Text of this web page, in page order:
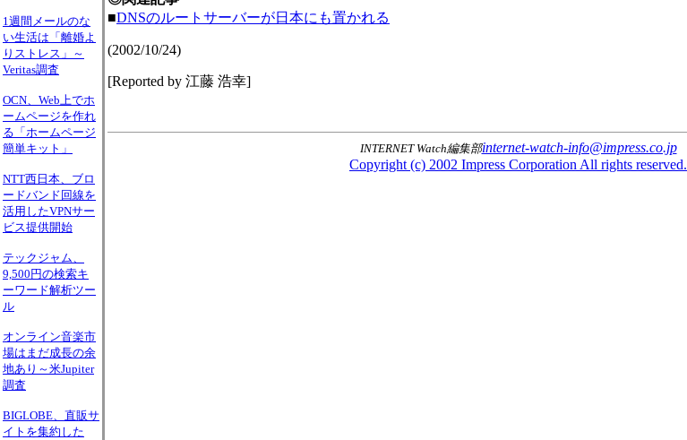
1週間メールのな
い生活は「離婚よ
りストレス」～
Veritas調査
OCN、Web上でホ
ームページを作れ
る「ホームページ
簡単キット」
NTT西日本、ブロ
ードバンド回線を
活用したVPNサー
ビス提供開始
テックジャム、
9,500円の検索キ
ーワード解析ツー
ル
オンライン音楽市
場はまだ成長の余
地あり～米Jupiter
調査
BIGLOBE、直販サ
イトを集約した
■DNSのルートサーバーが日本にも置かれる
(2002/10/24)
[Reported by 江藤 浩幸]
INTERNET Watch編集部internet-watch-info@impress.co.jp
Copyright (c) 2002 Impress Corporation All rights reserved.